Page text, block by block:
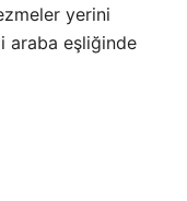
yerini
araba eşliğinde